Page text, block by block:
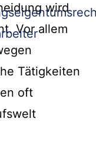
wird
Vor allem
Tätigkeiten
oft